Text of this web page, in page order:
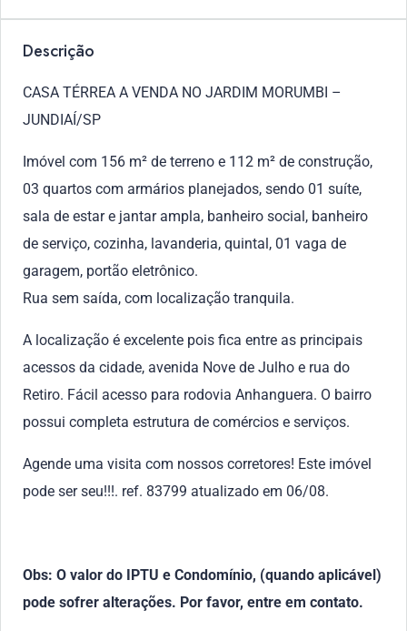
Descrição
CASA TÉRREA A VENDA NO JARDIM MORUMBI –
JUNDIAÍ/SP
Imóvel com 156 m² de terreno e 112 m² de construção,
03 quartos com armários planejados, sendo 01 suíte,
sala de estar e jantar ampla, banheiro social, banheiro
de serviço, cozinha, lavanderia, quintal, 01 vaga de
garagem, portão eletrônico.
Rua sem saída, com localização tranquila.
A localização é excelente pois fica entre as principais
acessos da cidade, avenida Nove de Julho e rua do
Retiro. Fácil acesso para rodovia Anhanguera. O bairro
possui completa estrutura de comércios e serviços.
Agende uma visita com nossos corretores! Este imóvel
pode ser seu!!!. ref. 83799 atualizado em 06/08.
Obs: O valor do IPTU e Condomínio, (quando aplicável)
pode sofrer alterações. Por favor, entre em contato.